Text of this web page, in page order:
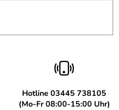
Hotline 03445 738105
(Mo-Fr 08:00-15:00 Uhr)